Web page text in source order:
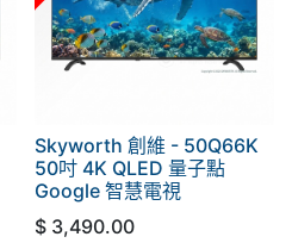
Skyworth 創維 - 50Q66K
50吋 4K QLED 量子點
Google 智慧電視
$ 3,490.00